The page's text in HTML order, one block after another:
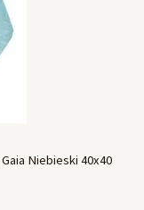
Niebieski 40x40